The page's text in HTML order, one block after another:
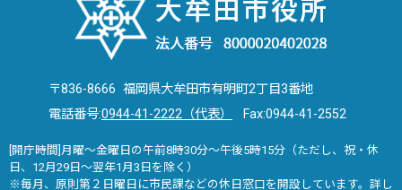
〒836-8666 福岡県大牟田市有明町2丁目3番地
電話番号:0944-41-2222（代表） Fax:0944-41-2552
[開庁時間]月曜～金曜日の午前8時30分～午後5時15分（ただし、祝・休
日、12月29日～翌年1月3日を除く）
※毎月、原則第２日曜日に市民課などの休日窓口を開設しています。詳し